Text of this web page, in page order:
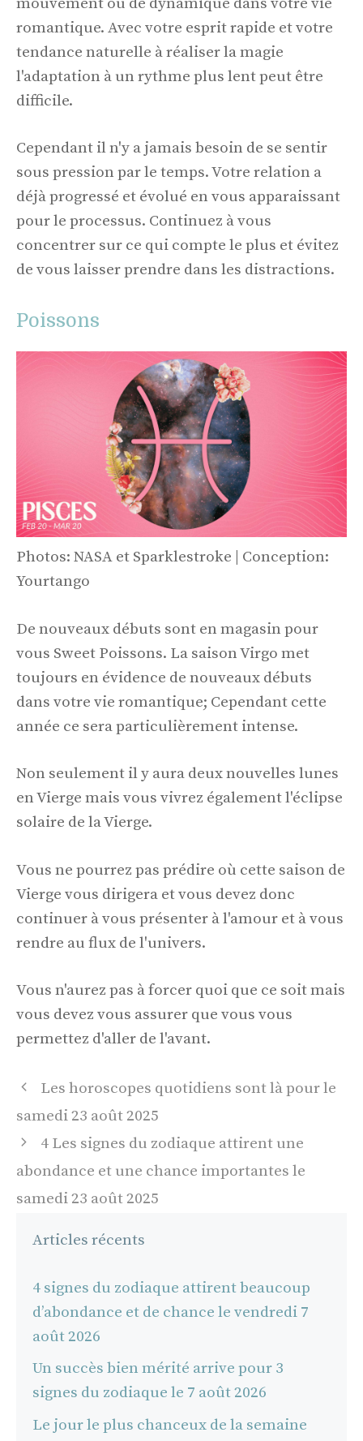
romantique. Avec votre esprit rapide et votre
tendance naturelle à réaliser la magie
l'adaptation à un rythme plus lent peut être
difficile.
Cependant il n'y a jamais besoin de se sentir
sous pression par le temps. Votre relation a
déjà progressé et évolué en vous apparaissant
pour le processus. Continuez à vous
concentrer sur ce qui compte le plus et évitez
de vous laisser prendre dans les distractions.
Poissons
Photos: NASA et Sparklestroke | Conception:
Yourtango
De nouveaux débuts sont en magasin pour
vous Sweet Poissons. La saison Virgo met
toujours en évidence de nouveaux débuts
dans votre vie romantique; Cependant cette
année ce sera particulièrement intense.
Non seulement il y aura deux nouvelles lunes
en Vierge mais vous vivrez également l'éclipse
solaire de la Vierge.
Vous ne pourrez pas prédire où cette saison de
Vierge vous dirigera et vous devez donc
continuer à vous présenter à l'amour et à vous
rendre au flux de l'univers.
Vous n'aurez pas à forcer quoi que ce soit mais
vous devez vous assurer que vous vous
permettez d'aller de l'avant.
Navigation
Les horoscopes quotidiens sont là pour le
samedi 23 août 2025
4 Les signes du zodiaque attirent une
abondance et une chance importantes le
samedi 23 août 2025
Articles récents
4 signes du zodiaque attirent beaucoup
d’abondance et de chance le vendredi 7
août 2026
Un succès bien mérité arrive pour 3
signes du zodiaque le 7 août 2026
Le jour le plus chanceux de la semaine